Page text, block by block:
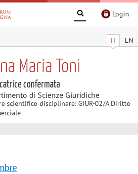
Login
IT EN
Maria Toni
confermata
di Scienze Giuridiche
scientifico disciplinare: GIUR-02/A Diritto